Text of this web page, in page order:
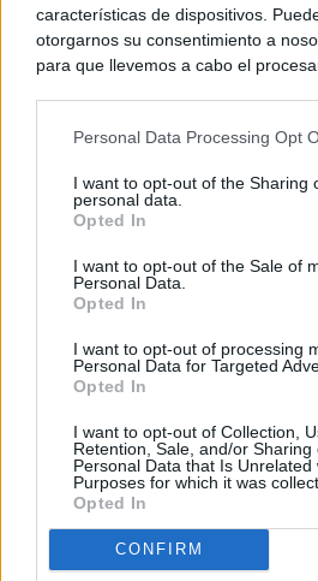
características de dispositivos.
otorgarnos su consentimiento a
para que llevemos a cabo el
negar su consentimiento. Tenga en
de su consentimiento, pero usted
rechazar tal procesamiento. Sus
cualquier momento entrando de
visitando nuestra política de
Personal Data Processing Opt
I want to opt-out of the Sharing
personal data.
Opted In
I want to opt-out of the Sale of
Personal Data.
Opted In
I want to opt-out of processing
Personal Data for Targeted
Opted In
I want to opt-out of Collection,
Retention, Sale, and/or Sharing
Personal Data that Is Unrelated
Purposes for which it was
Opted In
CONFIRM